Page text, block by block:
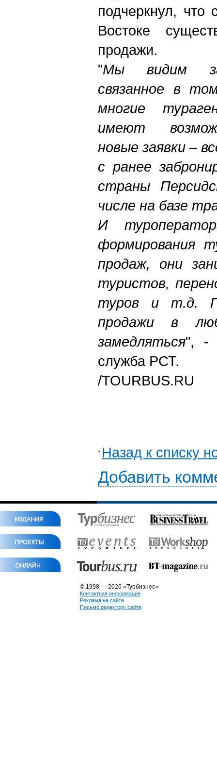
подчеркнул, что
Востоке
продажи.
"Мы видим
связанное в
многие
имеют
новые заявки –
с ранее
страны
числе на базе
И
формирования
продаж, они
туристов,
туров и т.д.
продажи в
замедляться", -
служба РСТ.
/TOURBUS.RU
Назад к списку
Добавить
© 1998 — 2026 «Турбизнес»
Контактная информация
Реклама на сайте
Письмо редактору сайта